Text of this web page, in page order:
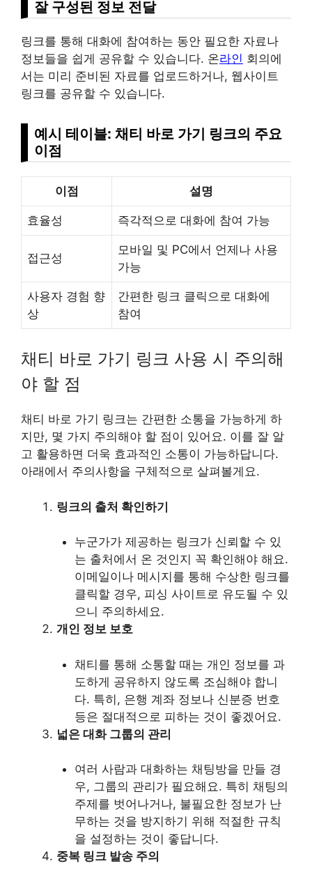
잘 구성된 정보 전달
링크를 통해 대화에 참여하는 동안 필요한 자료나
정보들을 쉽게 공유할 수 있습니다. 온라인 회의에
서는 미리 준비된 자료를 업로드하거나, 웹사이트
링크를 공유할 수 있습니다.
예시 테이블: 채티 바로 가기 링크의 주요
이점
이점 설명
효율성 즉각적으로 대화에 참여 가능
접근성
모바일 및 PC에서 언제나 사용
가능
사용자 경험 향
상
간편한 링크 클릭으로 대화에
참여
채티 바로 가기 링크 사용 시 주의해
야 할 점
채티 바로 가기 링크는 간편한 소통을 가능하게 하
지만, 몇 가지 주의해야 할 점이 있어요. 이를 잘 알
고 활용하면 더욱 효과적인 소통이 가능하답니다.
아래에서 주의사항을 구체적으로 살펴볼게요.
링크의 출처 확인하기
누군가가 제공하는 링크가 신뢰할 수 있
는 출처에서 온 것인지 꼭 확인해야 해요.
이메일이나 메시지를 통해 수상한 링크를
클릭할 경우, 피싱 사이트로 유도될 수 있
으니 주의하세요.
개인 정보 보호
채티를 통해 소통할 때는 개인 정보를 과
도하게 공유하지 않도록 조심해야 합니
다. 특히, 은행 계좌 정보나 신분증 번호
등은 절대적으로 피하는 것이 좋겠어요.
넓은 대화 그룹의 관리
여러 사람과 대화하는 채팅방을 만들 경
우, 그룹의 관리가 필요해요. 특히 채팅의
주제를 벗어나거나, 불필요한 정보가 난
무하는 것을 방지하기 위해 적절한 규칙
을 설정하는 것이 좋답니다.
중복 링크 발송 주의